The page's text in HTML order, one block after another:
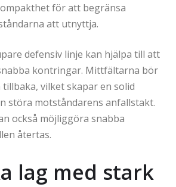
för att begränsa
att utnyttja.
defensiv linje kan hjälpa till att
kontringar. Mittfältarna bör
vilket skapar en solid
störa motståndarens anfallstakt.
också möjliggöra snabba
återtas.
lag med stark